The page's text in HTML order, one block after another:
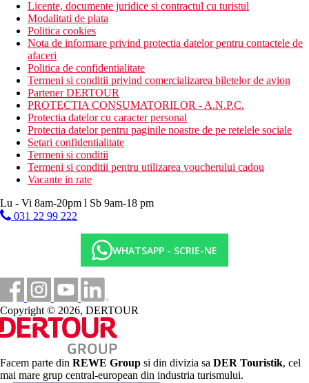
Internet
Gratuit:WiFi in intregul hotel.
Categoria oficiala
3 stele
Distanţe
100 m
Magazine
100 m
Restaurant
350 m
90 km
Centrul orasului
Plaja
Sezlonguri pe plaja contra cost
Umbrele pe plaja contra cost
Vacanta la plaja
Piscine
Licente, documente juridice si contractul cu turistul
Modalitati de plata
Politica cookies
Nota de informare privind protectia datelor pentru contactele de
afaceri
Politica de confidentialitate
Termeni si conditii privind comercializarea biletelor de avion
Partener DERTOUR
PROTECTIA CONSUMATORILOR - A.N.P.C.
Protectia datelor cu caracter personal
Protectia datelor pentru paginile noastre de pe retelele sociale
Setari confidentialitate
Termeni si conditii
Termeni si conditii pentru utilizarea voucherului cadou
Vacante in rate
Lu - Vi 8am-20pm l Sb 9am-18 pm
031 22 99 222
WHATSAPP - SCRIE-NE
Copyright © 2026, DERTOUR
Facem parte din REWE Group si din divizia sa DER Touristik, cel
mai mare grup central-european din industria turismului.